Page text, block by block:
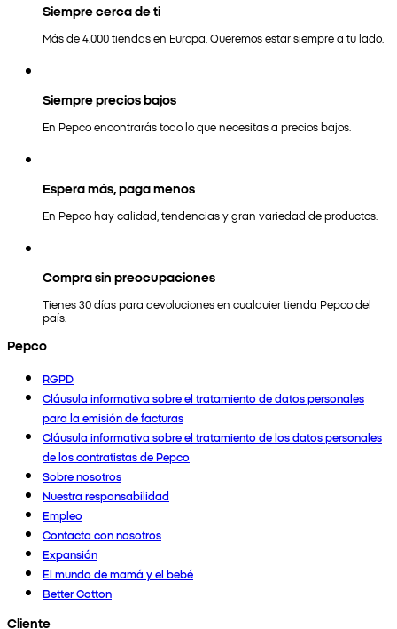
Siempre cerca de ti
Más de 4.000 tiendas en Europa. Queremos estar siempre a tu lado.
Siempre precios bajos
En Pepco encontrarás todo lo que necesitas a precios bajos.
Espera más, paga menos
En Pepco hay calidad, tendencias y gran variedad de productos.
Compra sin preocupaciones
Tienes 30 días para devoluciones en cualquier tienda Pepco del
país.
Pepco
RGPD
Cláusula informativa sobre el tratamiento de datos personales
para la emisión de facturas
Cláusula informativa sobre el tratamiento de los datos personales
de los contratistas de Pepco
Sobre nosotros
Nuestra responsabilidad
Empleo
Contacta con nosotros
Expansión
El mundo de mamá y el bebé
Better Cotton
Cliente